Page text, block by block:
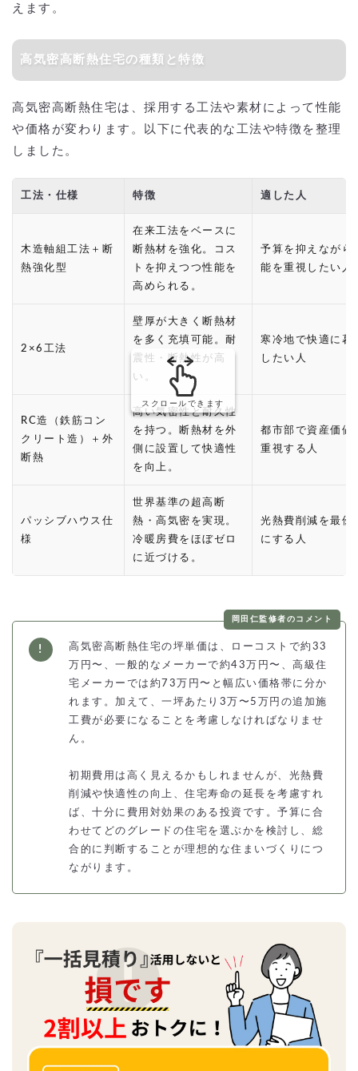
えます。
高気密高断熱住宅の種類と特徴
高気密高断熱住宅は、採用する工法や素材によって性能
や価格が変わります。以下に代表的な工法や特徴を整理
しました。
工法・仕様 特徴 適した人
木造軸組工法＋断
熱強化型
在来工法をベースに
断熱材を強化。コス
トを抑えつつ性能を
高められる。
予算を抑えながら
能を重視したい人
2×6工法
壁厚が大きく断熱材
を多く充填可能。耐
震性・断熱性が高
い。
寒冷地で快適に暮
したい人
RC造（鉄筋コン
クリート造）＋外
断熱
高い気密性と耐久性
を持つ。断熱材を外
側に設置して快適性
を向上。
都市部で資産価値
重視する人
パッシブハウス仕
様
世界基準の超高断
熱・高気密を実現。
冷暖房費をほぼゼロ
に近づける。
光熱費削減を最優
にする人
スクロールできます
岡田仁監修者のコメント
高気密高断熱住宅の坪単価は、ローコストで約33
万円〜、一般的なメーカーで約43万円〜、高級住
宅メーカーでは約73万円〜と幅広い価格帯に分か
れます。加えて、一坪あたり3万〜5万円の追加施
工費が必要になることを考慮しなければなりませ
ん。
初期費用は高く見えるかもしれませんが、光熱費
削減や快適性の向上、住宅寿命の延長を考慮すれ
ば、十分に費用対効果のある投資です。予算に合
わせてどのグレードの住宅を選ぶかを検討し、総
合的に判断することが理想的な住まいづくりにつ
ながります。